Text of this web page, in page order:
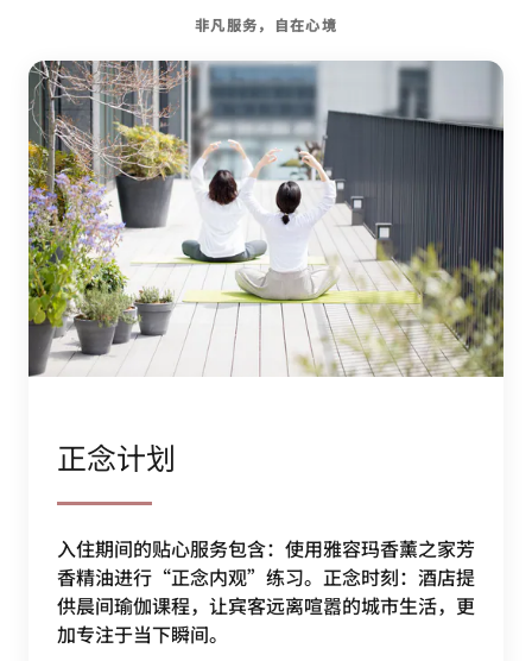
非凡服务，自在心境
正念计划
入住期间的贴心服务包含：使用雅容玛香薰之家芳
香精油进行“正念内观”练习。正念时刻：酒店提
供晨间瑜伽课程，让宾客远离喧嚣的城市生活，更
加专注于当下瞬间。